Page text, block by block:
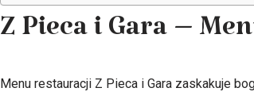
Z Pieca i Gara –
Menu restauracji Z Pieca i Gara zaskakuje